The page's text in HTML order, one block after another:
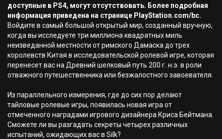
доступные в PS4, могут отсутствовать. Более подробная
информация приведена на странице PlayStation.com/bc.
Войдите в самый большой открытый мир, созданный вручную,
когда вы исследуете три миллиона квадратных миль
неизведанной местности от римского Дамаска до трех
королевств Китая в исследовательской ролевой игре, которая
перенесет вас на Древний шелковый путь 200 г. н.э. в роли
отважного путешественника или безжалостного завоевателя.
Из параллельного измерения, где до сих пор делают
тайловые ролевые игры, появилась новая игра от
отмеченного наградами игрового дизайнера Криса Бейтмана.
Сможете ли вы разгадать секреты четырех различных
испытаний, ожидающих вас в Silk?